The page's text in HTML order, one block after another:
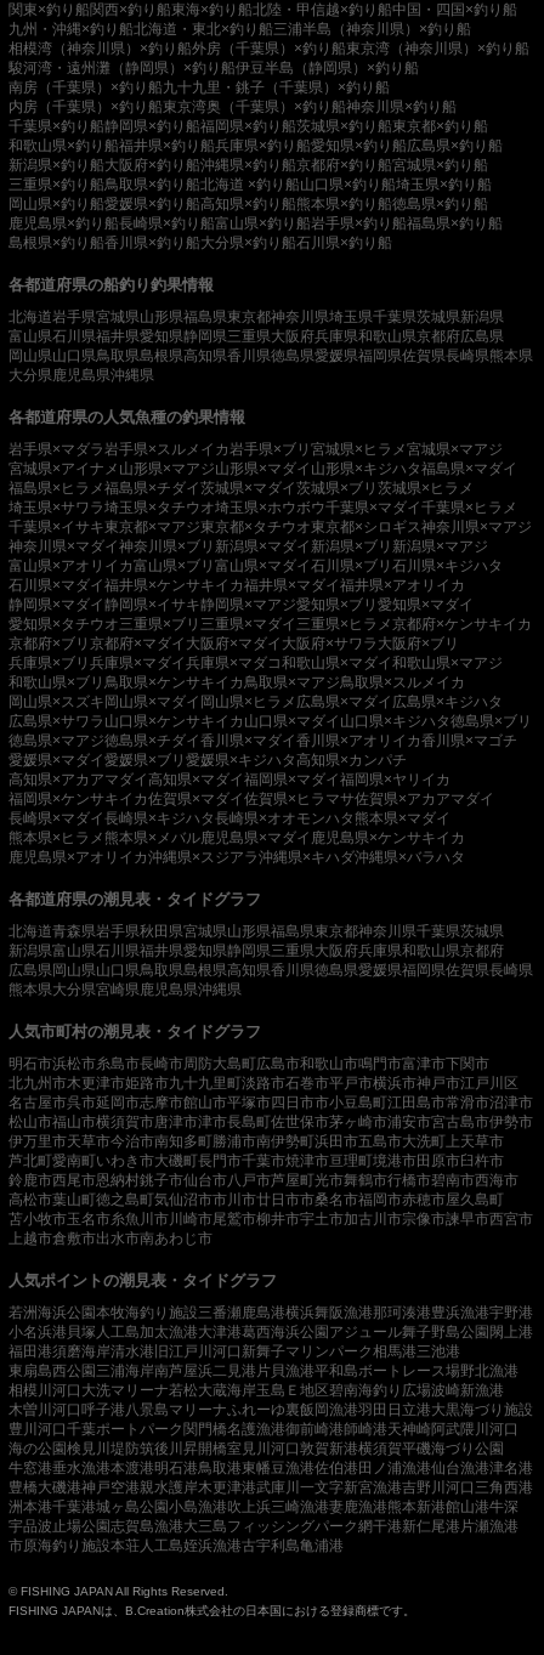
関東×釣り船関西×釣り船東海×釣り船北陸・甲信越×釣り船中国・四国×釣り船
九州・沖縄×釣り船北海道・東北×釣り船三浦半島（神奈川県）×釣り船
相模湾（神奈川県）×釣り船外房（千葉県）×釣り船東京湾（神奈川県）×釣り船
駿河湾・遠州灘（静岡県）×釣り船伊豆半島（静岡県）×釣り船
南房（千葉県）×釣り船九十九里・銚子（千葉県）×釣り船
内房（千葉県）×釣り船東京湾奥（千葉県）×釣り船神奈川県×釣り船
千葉県×釣り船静岡県×釣り船福岡県×釣り船茨城県×釣り船東京都×釣り船
和歌山県×釣り船福井県×釣り船兵庫県×釣り船愛知県×釣り船広島県×釣り船
新潟県×釣り船大阪府×釣り船沖縄県×釣り船京都府×釣り船宮城県×釣り船
三重県×釣り船鳥取県×釣り船北海道 ×釣り船山口県×釣り船埼玉県×釣り船
岡山県×釣り船愛媛県×釣り船高知県×釣り船熊本県×釣り船徳島県×釣り船
鹿児島県×釣り船長崎県×釣り船富山県×釣り船岩手県×釣り船福島県×釣り船
島根県×釣り船香川県×釣り船大分県×釣り船石川県×釣り船
各都道府県の船釣り釣果情報
北海道岩手県宮城県山形県福島県東京都神奈川県埼玉県千葉県茨城県新潟県
富山県石川県福井県愛知県静岡県三重県大阪府兵庫県和歌山県京都府広島県
岡山県山口県鳥取県島根県高知県香川県徳島県愛媛県福岡県佐賀県長崎県熊本県
大分県鹿児島県沖縄県
各都道府県の人気魚種の釣果情報
岩手県×マダラ岩手県×スルメイカ岩手県×ブリ 宮城県×ヒラメ宮城県×マアジ
宮城県×アイナメ 山形県×マアジ山形県×マダイ 山形県×キジハタ福島県×マダイ
福島県×ヒラメ福島県×チダイ茨城県×マダイ茨城県×ブリ 茨城県×ヒラメ
埼玉県×サワラ埼玉県×タチウオ埼玉県×ホウボウ千葉県×マダイ千葉県×ヒラメ
千葉県×イサキ東京都×マアジ東京都×タチウオ東京都×シロギス神奈川県×マアジ
神奈川県×マダイ神奈川県×ブリ 新潟県×マダイ 新潟県×ブリ 新潟県×マアジ
富山県×アオリイカ富山県×ブリ 富山県×マダイ石川県×ブリ 石川県×キジハタ
石川県×マダイ福井県×ケンサキイカ福井県×マダイ福井県×アオリイカ
静岡県×マダイ 静岡県×イサキ静岡県×マアジ愛知県×ブリ 愛知県×マダイ
愛知県×タチウオ三重県×ブリ 三重県×マダイ 三重県×ヒラメ京都府×ケンサキイカ
京都府×ブリ 京都府×マダイ 大阪府×マダイ 大阪府×サワラ 大阪府×ブリ
兵庫県×ブリ 兵庫県×マダイ兵庫県×マダコ和歌山県×マダイ和歌山県×マアジ
和歌山県×ブリ 鳥取県×ケンサキイカ鳥取県×マアジ鳥取県×スルメイカ
岡山県×スズキ 岡山県×マダイ 岡山県×ヒラメ 広島県×マダイ 広島県×キジハタ
広島県×サワラ 山口県×ケンサキイカ 山口県×マダイ 山口県×キジハタ徳島県×ブリ
徳島県×マアジ徳島県×チダイ香川県×マダイ香川県×アオリイカ香川県×マゴチ
愛媛県×マダイ愛媛県×ブリ 愛媛県×キジハタ高知県×カンパチ
高知県×アカアマダイ高知県×マダイ福岡県×マダイ福岡県×ヤリイカ
福岡県×ケンサキイカ佐賀県×マダイ佐賀県×ヒラマサ佐賀県×アカアマダイ
長崎県×マダイ長崎県×キジハタ長崎県×オオモンハタ 熊本県×マダイ
熊本県×ヒラメ 熊本県×メバル鹿児島県×マダイ 鹿児島県×ケンサキイカ
鹿児島県×アオリイカ沖縄県×スジアラ沖縄県×キハダ沖縄県×バラハタ
各都道府県の潮見表・タイドグラフ
北海道青森県岩手県秋田県宮城県山形県福島県東京都神奈川県千葉県茨城県
新潟県富山県石川県福井県愛知県静岡県三重県大阪府兵庫県和歌山県京都府
広島県岡山県山口県鳥取県島根県高知県香川県徳島県愛媛県福岡県佐賀県長崎県
熊本県大分県宮崎県鹿児島県沖縄県
人気市町村の潮見表・タイドグラフ
明石市浜松市糸島市長崎市周防大島町広島市和歌山市鳴門市富津市下関市
北九州市木更津市姫路市九十九里町淡路市石巻市平戸市横浜市神戸市江戸川区
名古屋市呉市延岡市志摩市館山市平塚市四日市市小豆島町江田島市常滑市沼津市
松山市福山市横須賀市唐津市津市長島町佐世保市茅ヶ崎市浦安市宮古島市伊勢市
伊万里市天草市今治市南知多町勝浦市南伊勢町浜田市五島市大洗町 上天草市
芦北町愛南町いわき市大磯町長門市千葉市焼津市亘理町境港市田原市臼杵市
鈴鹿市西尾市恩納村銚子市仙台市八戸市芦屋町光市舞鶴市行橋市碧南市西海市
高松市葉山町徳之島町気仙沼市市川市廿日市市桑名市福岡市赤穂市屋久島町
苫小牧市玉名市糸魚川市川崎市尾鷲市柳井市宇土市加古川市宗像市諫早市西宮市
上越市倉敷市出水市南あわじ市
人気ポイントの潮見表・タイドグラフ
若洲海浜公園本牧海釣り施設三番瀬鹿島港横浜舞阪漁港那珂湊港豊浜漁港宇野港
小名浜港 貝塚人工島加太漁港大津港葛西海浜公園 アジュール舞子野島公園 閖上港
福田港須磨海岸清水港 旧江戸川河口 新舞子マリンパーク相馬港三池港
東扇島西公園 三浦海岸南芦屋浜二見港 片貝漁港平和島ボートレース場野北漁港
相模川河口 大洗マリーナ若松大蔵海岸玉島Ｅ地区碧南海釣り広場波崎新漁港
木曽川河口呼子港八景島マリーナふれーゆ裏飯岡漁港羽田 日立港大黒海づり施設
豊川河口千葉ポートパーク 関門橋名護漁港御前崎港師崎港天神崎 阿武隈川河口
海の公園検見川堤防筑後川昇開橋室見川河口敦賀新港横須賀平磯海づり公園
牛窓港垂水漁港本渡港明石港鳥取港東幡豆漁港佐伯港 田ノ浦漁港仙台漁港津名港
豊橋大磯港神戸空港親水護岸木更津港武庫川一文字新宮漁港吉野川河口 三角西港
洲本港千葉港城ヶ島公園小島漁港吹上浜三崎漁港妻鹿漁港熊本新港館山港牛深
宇品波止場公園志賀島漁港大三島フィッシングパーク網干港新仁尾港 片瀬漁港
市原海釣り施設本荘人工島姪浜漁港古宇利島亀浦港
© FISHING JAPAN All Rights Reserved.
FISHING JAPANは、B.Creation株式会社の日本国における登録商標です。